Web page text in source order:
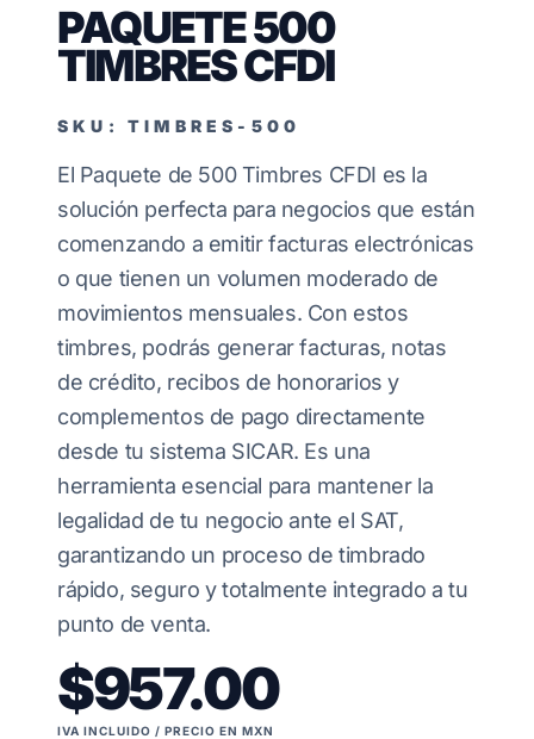
PAQUETE 500
TIMBRES CFDI
SKU: TIMBRES-500
El Paquete de 500 Timbres CFDI es la
solución perfecta para negocios que están
comenzando a emitir facturas electrónicas
o que tienen un volumen moderado de
movimientos mensuales. Con estos
timbres, podrás generar facturas, notas
de crédito, recibos de honorarios y
complementos de pago directamente
desde tu sistema SICAR. Es una
herramienta esencial para mantener la
legalidad de tu negocio ante el SAT,
garantizando un proceso de timbrado
rápido, seguro y totalmente integrado a tu
punto de venta.
$957.00
IVA INCLUIDO / PRECIO EN MXN